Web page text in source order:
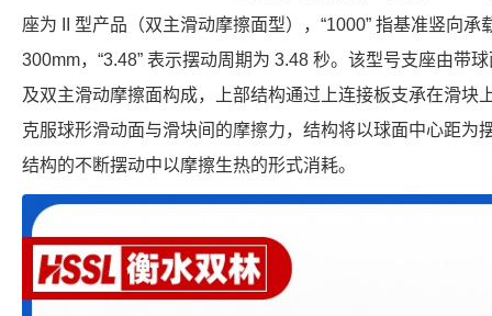
座为 II 型产品（双主滑动摩擦面型），“1000” 指基准竖向承
300mm，“3.48” 表示摆动周期为 3.48 秒。该型号支座由带
及双主滑动摩擦面构成，上部结构通过上连接板支承在滑块
克服球形滑动面与滑块间的摩擦力，结构将以球面中心距为
结构的不断摆动中以摩擦生热的形式消耗。